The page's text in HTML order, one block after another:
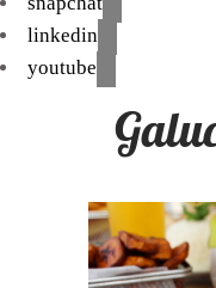
linkedin
youtube